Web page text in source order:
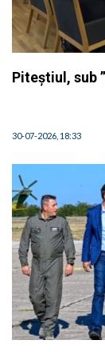
Piteștiul, sub
30-07-2026, 18:33